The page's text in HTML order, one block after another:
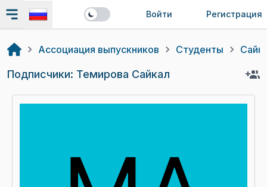
Войти Регистрация
Ассоциация выпускников Студенты
Подписчики: Темирова Сайкал